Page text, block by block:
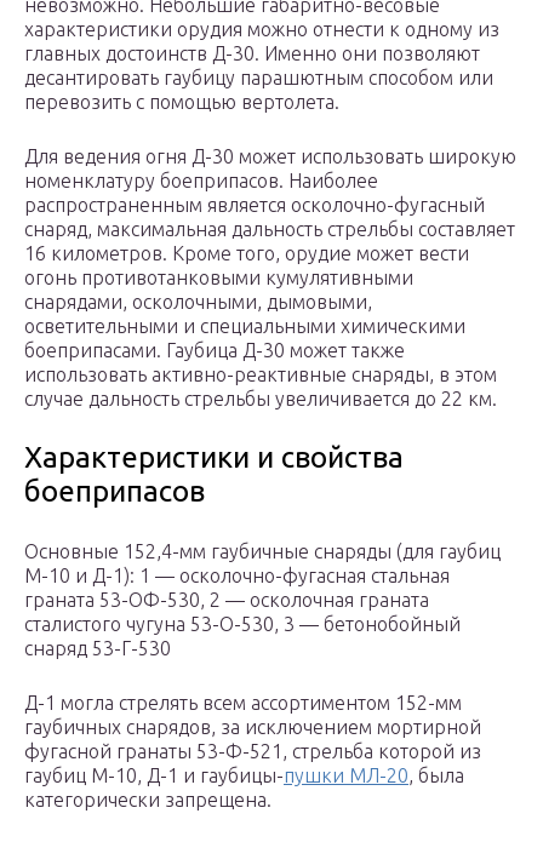
невозможно. Небольшие габаритно-весовые
характеристики орудия можно отнести к одному из
главных достоинств Д-30. Именно они позволяют
десантировать гаубицу парашютным способом или
перевозить с помощью вертолета.
Для ведения огня Д-30 может использовать широкую
номенклатуру боеприпасов. Наиболее
распространенным является осколочно-фугасный
снаряд, максимальная дальность стрельбы составляет
16 километров. Кроме того, орудие может вести
огонь противотанковыми кумулятивными
снарядами, осколочными, дымовыми,
осветительными и специальными химическими
боеприпасами. Гаубица Д-30 может также
использовать активно-реактивные снаряды, в этом
случае дальность стрельбы увеличивается до 22 км.
Характеристики и свойства
боеприпасов
Основные 152,4-мм гаубичные снаряды (для гаубиц
М-10 и Д-1): 1 — осколочно-фугасная стальная
граната 53-ОФ-530, 2 — осколочная граната
сталистого чугуна 53-О-530, 3 — бетонобойный
снаряд 53-Г-530
Д-1 могла стрелять всем ассортиментом 152-мм
гаубичных снарядов, за исключением мортирной
фугасной гранаты 53-Ф-521, стрельба которой из
гаубиц М-10, Д-1 и гаубицы-пушки МЛ-20, была
категорически запрещена.